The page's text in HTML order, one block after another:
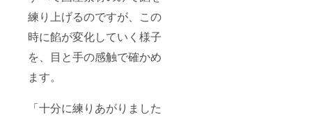
練り上げるのですが、この
時に餡が変化していく様子
を、目と手の感触で確かめ
ます。
「十分に練りあがりました